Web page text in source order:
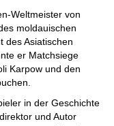
Weltmeister von
moldauischen
des Asiatischen
er Matchsiege
Karpow und den
in der Geschichte
und Autor